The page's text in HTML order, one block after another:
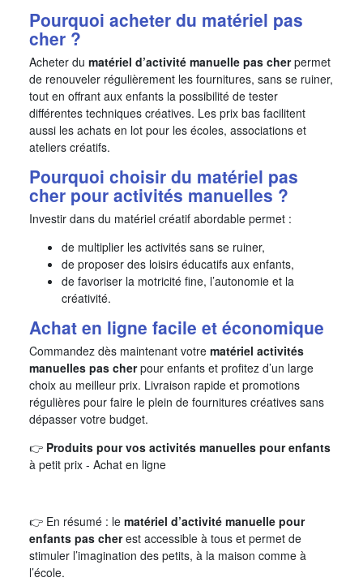
Pourquoi acheter du matériel pas
cher ?
Acheter du matériel d’activité manuelle pas cherpermet
de renouveler régulièrement les fournitures, sans se ruiner,
tout en offrant aux enfants la possibilité de tester
différentes techniques créatives. Les prix bas facilitent
aussi les achats en lot pour les écoles, associations et
ateliers créatifs.
Pourquoi choisir du matériel pas
cher pour activités manuelles ?
Investir dans du matériel créatif abordable permet :
de multiplier les activités sans se ruiner,
de proposer des loisirs éducatifs aux enfants,
de favoriser la motricité fine, l’autonomie et la
créativité.
Achat en ligne facile et économique
Commandez dès maintenant votre matériel activités
manuelles pas cherpour enfants et profitez d’un large
choix au meilleur prix. Livraison rapide et promotions
régulières pour faire le plein de fournitures créatives sans
dépasser votre budget.
👉 Produits pour vos activités manuelles pour enfants
à petit prix - Achat en ligne
👉 En résumé : le matériel d’activité manuelle pour
enfants pas cherest accessible à tous et permet de
stimuler l’imagination des petits, à la maison comme à
l’école.